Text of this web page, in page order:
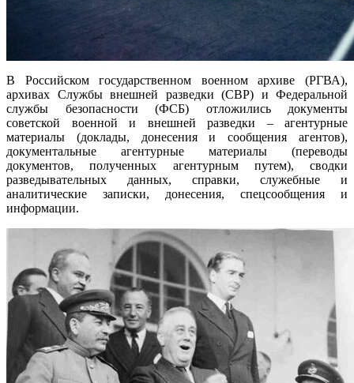
В Российском государственном военном архиве (РГВА),
архивах Службы внешней разведки (СВР) и Федеральной
службы безопасности (ФСБ) отложились документы
советской военной и внешней разведки – агентурные
материалы (доклады, донесения и сообщения агентов),
документальные агентурные материалы (переводы
документов, полученных агентурным путем), сводки
разведывательных данных, справки, служебные и
аналитические записки, донесения, спецсообщения и
информации.